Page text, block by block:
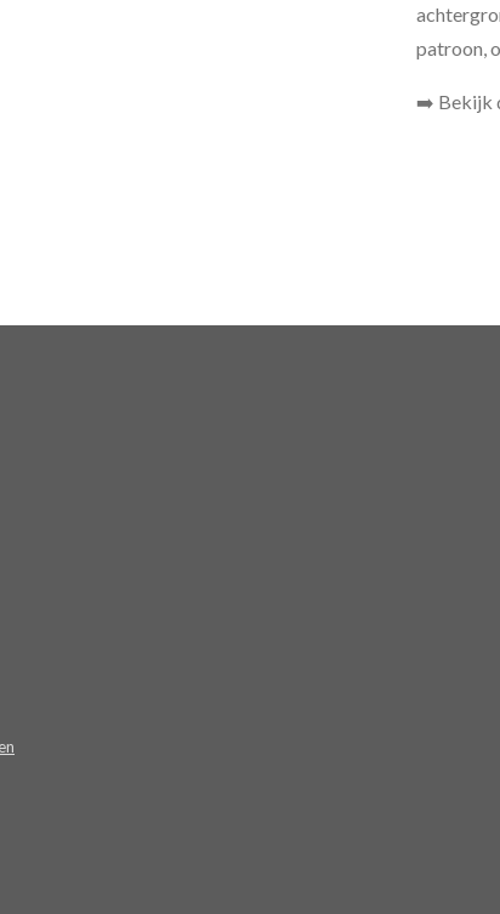
patroon,
➡️ Bekijk